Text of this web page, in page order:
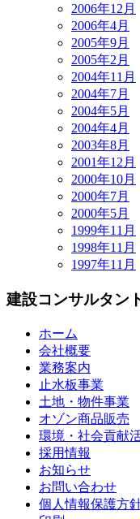
2006年12月
2006年4月
2005年9月
2005年2月
2004年11月
2004年7月
2004年5月
2004年4月
2003年8月
2001年12月
2000年10月
2000年7月
2000年5月
1999年11月
1998年11月
1997年11月
建設コンサルタン
ホーム
会社概要
業務案内
止水板事業
土地・物件事業
オゾン商品販売
環境・社会貢献
採用情報
お知らせ
お問い合わせ
個人情報保護方